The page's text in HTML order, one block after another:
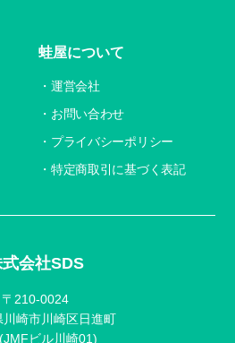
会社SDS
〒210-0024
川崎市川崎区日進町
ビル川崎01)
蛙屋について
運営会社
お問い合わせ
プライバシーポリシー
特定商取引に基づく表記